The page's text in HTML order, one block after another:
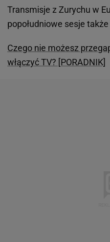
Transmisje z Zurychu w
popołudniowe sesje
Czego nie możesz
włączyć TV? [PORADNIK]